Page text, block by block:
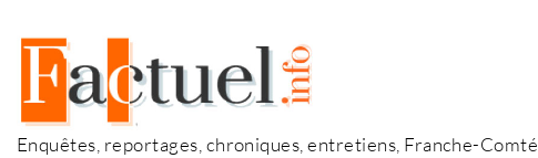
contenu
Enquêtes, reportages, chroniques, entretiens, Franche-Comté